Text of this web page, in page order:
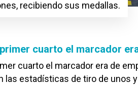
recibiendo sus medallas.
cuarto el marcador
cuarto el marcador era de
las estadísticas de tiro de unos